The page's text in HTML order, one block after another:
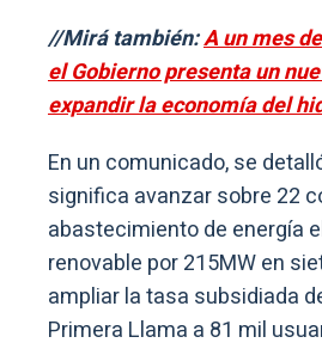
//Mirá también:A un mes
el Gobierno presenta un
expandir la economía del
En un comunicado, se
significa avanzar sobre 22
abastecimiento de energía
renovable por 215MW en
ampliar la tasa subsidiada
Primera Llama a 81 mil